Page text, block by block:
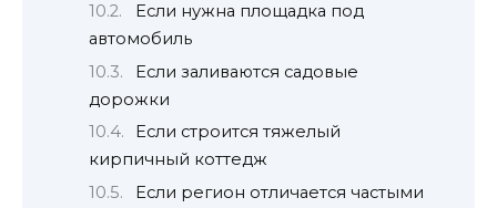
Если нужна площадка под
автомобиль
Если заливаются садовые
дорожки
Если строится тяжелый
кирпичный коттедж
Если регион отличается частыми